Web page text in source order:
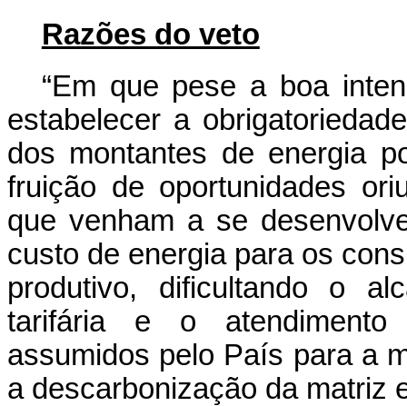
Razões do veto
“Em que pese a boa
estabelecer a
dos montantes de energia
fruição de oportunidades
que venham a se
custo de energia para os
produtivo, dificultando o
tarifária e o atendimento
assumidos pelo País para a
a descarbonização da matriz